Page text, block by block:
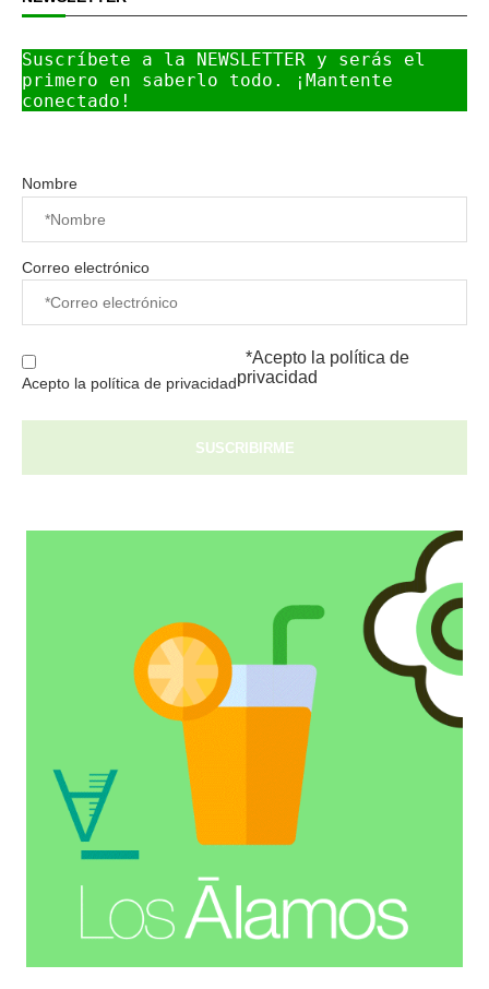
Suscríbete a la NEWSLETTER y serás el
primero en saberlo todo. ¡Mantente
conectado!
Nombre
Correo electrónico
Acepto la política de privacidad
*Acepto la política de
privacidad